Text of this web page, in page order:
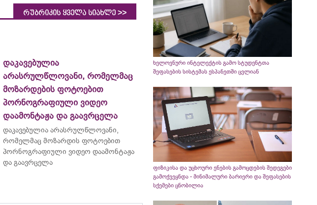
რუბრიკის ყველა სიახლე >>
დაკავებულია
არასრულწლოვანი, რომელმაც
მოზარდების ფოტოებით
პორნოგრაფიული ვიდეო
დაამონტაჟა და გაავრცელა
დაკავებულია არასრულწლოვანი,
რომელმაც მოზარდის ფოტოებით
პორნოგრაფიული ვიდეო დაამონტაჟა
და გაავრცელა
ხელოვნური ინტელექტის გამო სტუდენტთა
შეფასების სისტემას ესპანეთში ცვლიან
ფიზიკისა და უცხოური ენების გამოცდების შედეგები
გამოქვეყნდა - მინიმალური ბარიერი და შეფასების
სქემები ცნობილია